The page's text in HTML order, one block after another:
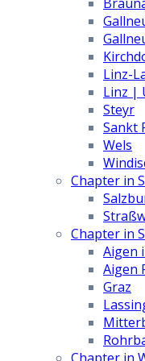
Linz-
Linz |
Steyr
Sankt
Wels
Chapter in
Chapter in
Aigen
Aigen
Graz